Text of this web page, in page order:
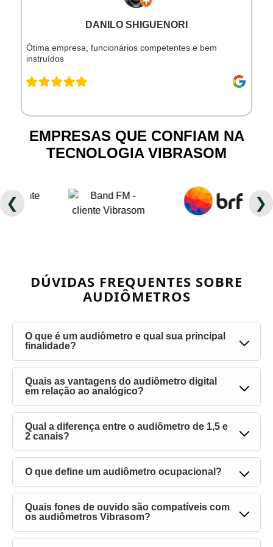
DANILO SHIGUENORI
Ótima empresa, funcionários competentes e bem
instruídos
EMPRESAS QUE CONFIAM NA
TECNOLOGIA VIBRASOM
❮ ❯
DÚVIDAS FREQUENTES SOBRE
AUDIÔMETROS
O que é um audiômetro e qual sua principal
finalidade?
Quais as vantagens do audiômetro digital
em relação ao analógico?
Qual a diferença entre o audiômetro de 1,5 e
2 canais?
O que define um audiômetro ocupacional?
Quais fones de ouvido são compatíveis com
os audiômetros Vibrasom?